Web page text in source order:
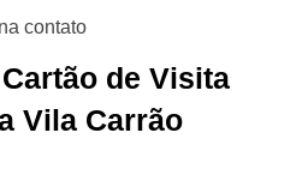
de Visita
Vila Carrão